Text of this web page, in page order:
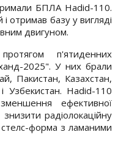
БПЛА Hadid-110.
отримав базу у вигляді
двигуном.
п'ятиденних
2025". У них брали
Пакистан, Казахстан,
Узбекистан. Hadid-110
ефективної
радіолокаційну
стелс-форма з ламаними